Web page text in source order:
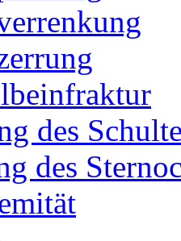
des
des